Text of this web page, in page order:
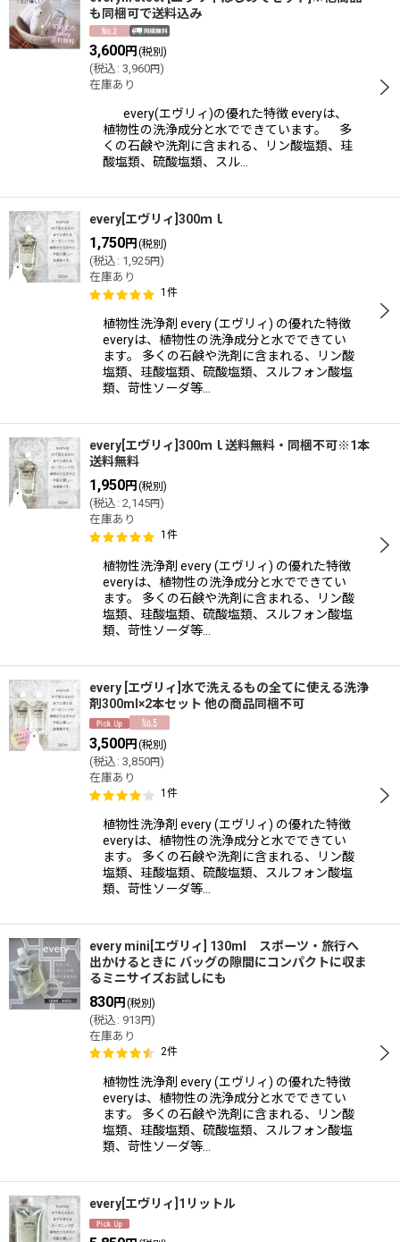
も同梱可で送料込み
3,600円 (税別)
(税込 : 3,960円)
在庫あり
every(エヴリィ)の優れた特徴 everyは、
植物性の洗浄成分と水でできています。 多
くの石鹸や洗剤に含まれる、リン酸塩類、珪
酸塩類、硫酸塩類、スル…
every[エヴリィ]300ｍｌ
1,750円 (税別)
(税込 : 1,925円)
在庫あり
1 件
植物性洗浄剤 every (エヴリィ) の優れた特徴
everyは、植物性の洗浄成分と水でできてい
ます。 多くの石鹸や洗剤に含まれる、リン酸
塩類、珪酸塩類、硫酸塩類、スルフォン酸塩
類、苛性ソーダ等…
every[エヴリィ]300ｍｌ送料無料・同梱不可※1本
送料無料
1,950円 (税別)
(税込 : 2,145円)
在庫あり
1 件
植物性洗浄剤 every (エヴリィ) の優れた特徴
everyは、植物性の洗浄成分と水でできてい
ます。 多くの石鹸や洗剤に含まれる、リン酸
塩類、珪酸塩類、硫酸塩類、スルフォン酸塩
類、苛性ソーダ等…
every [エヴリィ]水で洗えるもの全てに使える洗浄
剤300ml×2本セット 他の商品同梱不可
3,500円 (税別)
(税込 : 3,850円)
在庫あり
1 件
植物性洗浄剤 every (エヴリィ) の優れた特徴
everyは、植物性の洗浄成分と水でできてい
ます。 多くの石鹸や洗剤に含まれる、リン酸
塩類、珪酸塩類、硫酸塩類、スルフォン酸塩
類、苛性ソーダ等…
every mini[エヴリィ] 130ml スポーツ・旅行へ
出かけるときに バッグの隙間にコンパクトに収ま
るミニサイズお試しにも
830円(税別)
(税込 : 913 円)
在庫あり
2件
植物性洗浄剤 every (エヴリィ) の優れた特徴
everyは、植物性の洗浄成分と水でできてい
ます。 多くの石鹸や洗剤に含まれる、リン酸
塩類、珪酸塩類、硫酸塩類、スルフォン酸塩
類、苛性ソーダ等…
every[エヴリィ]1リットル